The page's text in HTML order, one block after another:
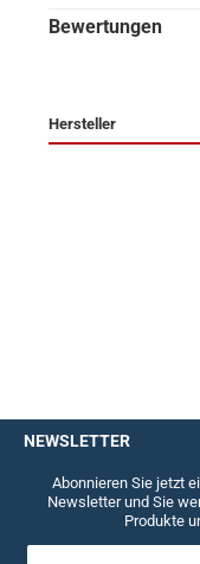
Bewertungen
Hersteller
NEWSLETTER
Abonnieren Sie jetzt
Newsletter und Sie
Produkte